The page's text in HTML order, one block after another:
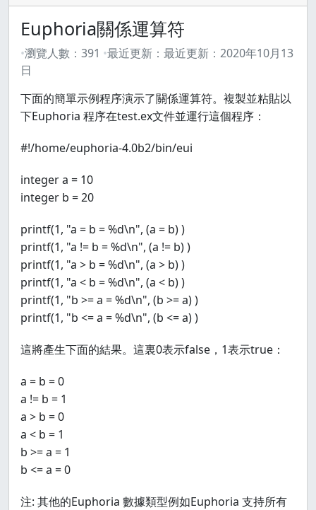
Euphoria關係運算符
瀏覽人數： 391 最近更新： 最近更新： 2020年10月13
日
下面的簡單示例程序演示了關係運算符。複製並粘貼以
下Euphoria 程序在test.ex文件並運行這個程序：
#!/home/euphoria-4.0b2/bin/eui
integer a = 10
integer b = 20
printf(1, "a = b = %d\n", (a = b) )
printf(1, "a != b = %d\n", (a != b) )
printf(1, "a > b = %d\n", (a > b) )
printf(1, "a < b = %d\n", (a < b) )
printf(1, "b >= a = %d\n", (b >= a) )
printf(1, "b <= a = %d\n", (b <= a) )
這將產生下面的結果。這裏0表示false，1表示true：
a = b = 0
a != b = 1
a > b = 0
a < b = 1
b >= a = 1
b <= a = 0
注: 其他的Euphoria 數據類型例如Euphoria 支持所有